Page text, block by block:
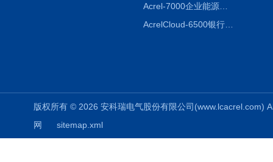
Acrel-7000企业能源管控平台
AcrelCloud-6500银行业安全用电能耗云平台
版权所有 © 2026 安科瑞电气股份有限公司
网
sitemap.xml